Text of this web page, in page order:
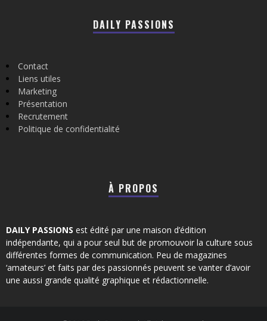
DAILY PASSIONS
Contact
Liens utiles
Marketing
Présentation
Recrutement
Politique de confidentialité
À PROPOS
DAILY PASSIONS est édité par une maison d’édition
indépendante, qui a pour seul but de promouvoir la culture sous
différentes formes de communication. Peu de magazines
‘amateurs’ et faits par des passionnés peuvent se vanter d’avoir
une aussi grande qualité graphique et rédactionnelle.